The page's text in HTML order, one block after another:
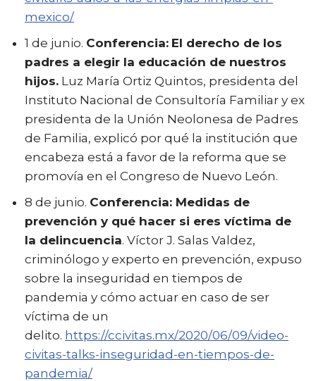
mexico/
1 de junio. Conferencia: El derecho de los
padres a elegir la educación de nuestros
hijos. Luz María Ortiz Quintos, presidenta del
Instituto Nacional de Consultoría Familiar y ex
presidenta de la Unión Neolonesa de Padres
de Familia, explicó por qué la institución que
encabeza está a favor de la reforma que se
promovía en el Congreso de Nuevo León.
8 de junio. Conferencia: Medidas de
prevención y qué hacer si eres víctima de
la delincuencia. Víctor J. Salas Valdez,
criminólogo y experto en prevención, expuso
sobre la inseguridad en tiempos de
pandemia y cómo actuar en caso de ser
víctima de un
delito. https://ccivitas.mx/2020/06/09/video-
civitas-talks-inseguridad-en-tiempos-de-
pandemia/